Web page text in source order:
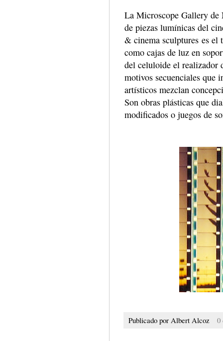
La Microscope Gallery de
de piezas lumínicas del
& cinema sculptures es el
como cajas de luz en
del celuloide el realizador
motivos secuenciales que
artísticos mezclan
Son obras plásticas que
modificados o juegos de
Publicado por Albert Alcoz 0